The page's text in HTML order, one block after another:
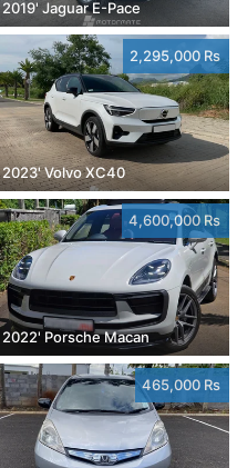
2019' Jaguar E-Pace
2,295,000 Rs
2023' Volvo XC40
4,600,000 Rs
2022' Porsche Macan
465,000 Rs